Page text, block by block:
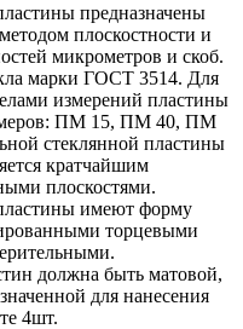
предназначены
плоскостности и
микрометров и скоб.
марки ГОСТ 3514. Для
измерений пластины
ПМ 15, ПМ 40, ПМ
стеклянной пластины
кратчайшим
плоскостями.
имеют форму
торцевыми
должна быть матовой,
для нанесения
4шт.